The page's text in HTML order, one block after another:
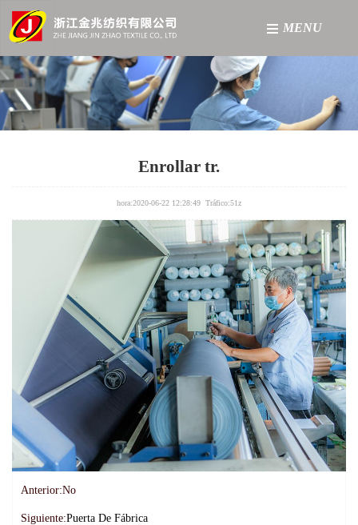
MENU
Casa
sobre nosotros
Enrollar tr.
hora:2020-06-22 12:28:49 Tráfico:51z
Anterior:No
Siguiente:Puerta De Fábrica